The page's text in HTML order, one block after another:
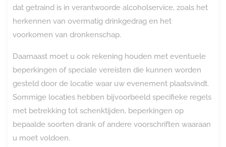
dat getraind is in verantwoorde alcoholservice, zoals het
herkennen van overmatig drinkgedrag en het
voorkomen van dronkenschap.
Daarnaast moet u ook rekening houden met eventuele
beperkingen of speciale vereisten die kunnen worden
gesteld door de locatie waar uw evenement plaatsvindt.
Sommige locaties hebben bijvoorbeeld specifieke regels
met betrekking tot schenktijden, beperkingen op
bepaalde soorten drank of andere voorschriften waaraan
u moet voldoen.